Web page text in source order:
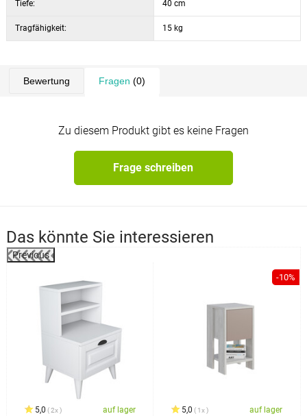
Tiefe: 40 cm
Tragfähigkeit: 15 kg
Bewertung Fragen (0)
Zu diesem Produkt gibt es keine Fragen
Frage schreiben
Das könnte Sie interessieren
Previous
5,0 2x auf lager
-10%
5,0 1x auf lager